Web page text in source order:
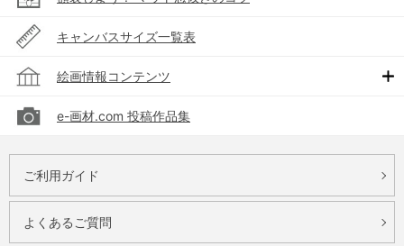
キャンバスサイズ一覧表
絵画情報コンテンツ
e-画材.com 投稿作品集
ご利用ガイド
よくあるご質問